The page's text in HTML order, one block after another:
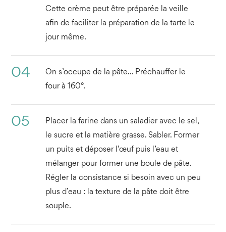
Cette crème peut être préparée la veille
afin de faciliter la préparation de la tarte le
jour même.
04
On s’occupe de la pâte… Préchauffer le
four à 160°.
05
Placer la farine dans un saladier avec le sel,
le sucre et la matière grasse. Sabler. Former
un puits et déposer l’œuf puis l’eau et
mélanger pour former une boule de pâte.
Régler la consistance si besoin avec un peu
plus d’eau : la texture de la pâte doit être
souple.